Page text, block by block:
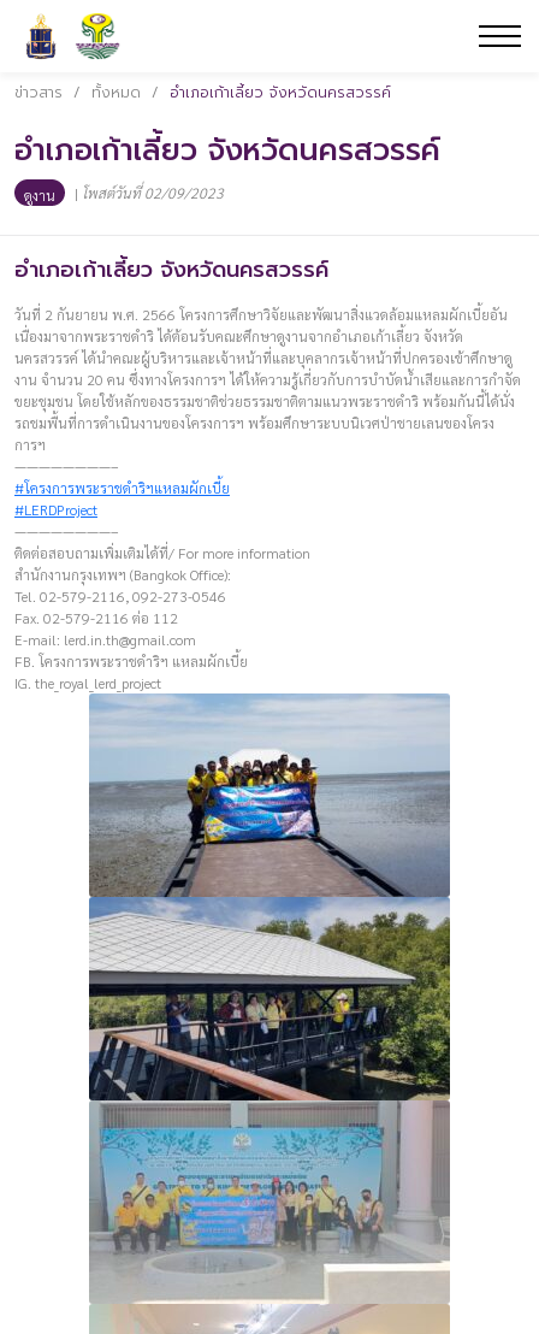
ข่าวสาร / ทั้งหมด / อำเภอเก้าเลี้ยว จังหวัดนครสวรรค์
อำเภอเก้าเลี้ยว จังหวัดนครสวรรค์
ดูงาน | โพสต์วันที่ 02/09/2023
อำเภอเก้าเลี้ยว จังหวัดนครสวรรค์
วันที่ 2 กันยายน พ.ศ. 2566 โครงการศึกษาวิจัยและพัฒนาสิ่งแวดล้อมแหลมผักเบี้ยอัน
เนื่องมาจากพระราชดำริ ได้ต้อนรับคณะศึกษาดูงานจากอำเภอเก้าเลี้ยว จังหวัด
นครสวรรค์ ได้นำคณะผู้บริหารและเจ้าหน้าที่และบุคลากรเจ้าหน้าที่ปกครองเข้าศึกษาดู
งาน จำนวน 20 คน ซึ่งทางโครงการฯ ได้ให้ความรู้เกี่ยวกับการบำบัดน้ำเสียและการกำจัด
ขยะชุมชน โดยใช้หลักของธรรมชาติช่วยธรรมชาติตามแนวพระราชดำริ พร้อมกันนี้ได้นั่ง
รถชมพื้นที่การดำเนินงานของโครงการฯ พร้อมศึกษาระบบนิเวศป่าชายเลนของโครง
การฯ
————————–
#โครงการพระราชดำริฯแหลมผักเบี้ย
#LERDProject
————————–
ติดต่อสอบถามเพิ่มเติมได้ที่/ For more information
สำนักงานกรุงเทพฯ (Bangkok Office):
Tel. 02-579-2116, 092-273-0546
Fax. 02-579-2116 ต่อ 112
E-mail: lerd.in.th@gmail.com
FB. โครงการพระราชดำริฯ แหลมผักเบี้ย
IG. the_royal_lerd_project